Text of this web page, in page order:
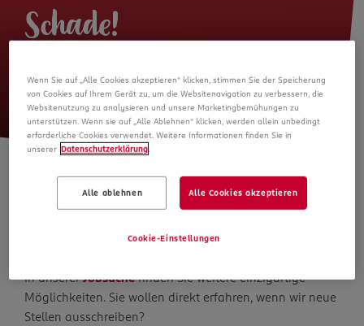
Schade!
mehr verfügbar
Die Suche geht weiter
In unsererJobsuchefinden Sie weitere einzigartige
Möglichkeiten. Sie wollen direkt erfahren, wenn wir neue
Stellen ausschreiben?
Wenn Sie auf „Alle Cookies akzeptieren“ klicken, stimmen Sie der Speicherung
von Cookies auf Ihrem Gerät zu, um die Websitenavigation zu verbessern, die
Websitenutzung zu analysieren und unsere Marketingbemühungen zu
unterstützen. Wenn sie auf „Alle Ablehnen“ klicken, werden allein unbedingt
erforderliche Cookies verwendet. Weitere Informationen finden Sie in
unserer Datenschutzerklärung
Alle ablehnen Alle Cookies akzeptieren
Cookie-Einstellungen